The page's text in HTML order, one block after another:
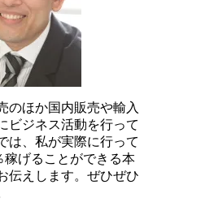
のほか国内販売や輸入
ビジネス活動を行って
は、私が実際に行って
稼げることができる本
伝えします。ぜひぜひ